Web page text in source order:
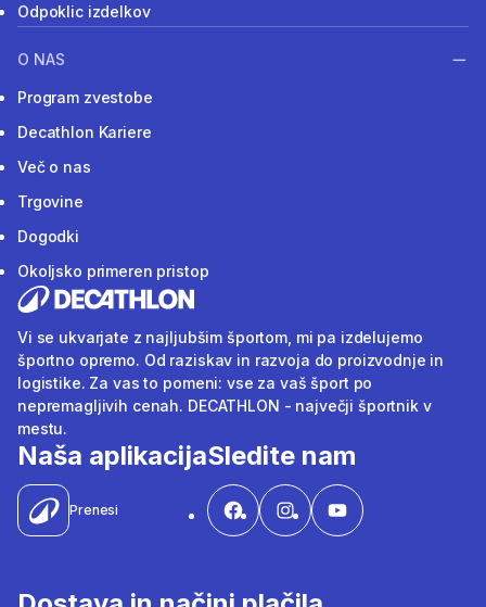
Odpoklic izdelkov
O NAS
Program zvestobe
Decathlon Kariere
Več o nas
Trgovine
Dogodki
Okoljsko primeren pristop
Vi se ukvarjate z najljubšim športom, mi pa izdelujemo
športno opremo. Od raziskav in razvoja do proizvodnje in
logistike. Za vas to pomeni: vse za vaš šport po
nepremagljivih cenah. DECATHLON - največji športnik v
mestu.
Naša aplikacija
Prenesi
Sledite nam